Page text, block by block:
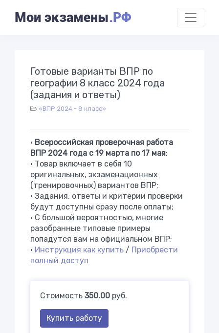
Мои экзамены.РФ
Готовые варианты ВПР по
географии 8 класс 2024 года
(задания и ответы)
«ВПР 2024 - 8 класс»
• Всероссийская проверочная работа
ВПР 2024 года с 19 марта по 17 мая;
• Товар включает в себя 10
оригинальных, экзаменационных
(тренировочных) вариантов ВПР;
• Задания, ответы и критерии проверки
будут доступны сразу после оплаты;
• С большой вероятностью, многие
разобранные типовые примеры
попадутся вам на официальном ВПР;
• Инструкция как купить / Приобрести
полный доступ
Стоимость 350.00 руб.
Купить работу